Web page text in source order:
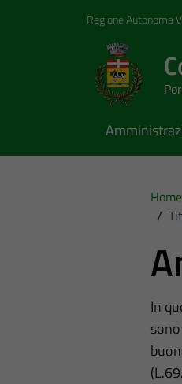
Regione Autonoma
Home
/
In